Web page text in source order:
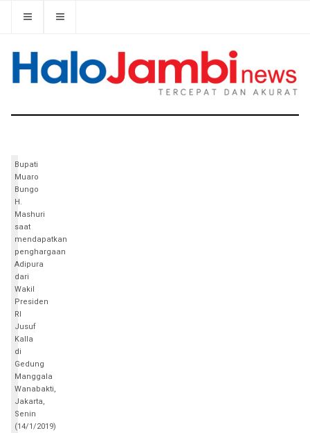
Bupati
Muaro
Bungo
H.
Mashuri
saat
mendapatkan
penghargaan
Adipura
dari
Wakil
Presiden
RI
Jusuf
Kalla
di
Gedung
Manggala
Wanabakti,
Jakarta,
Senin
(14/1/2019)